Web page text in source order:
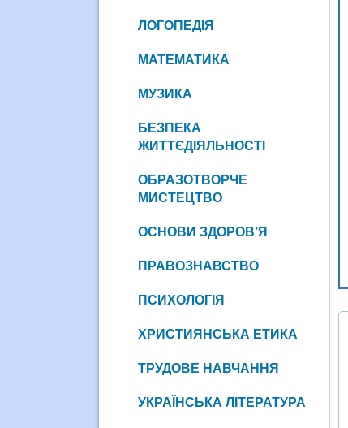
ЛОГОПЕДІЯ
МАТЕМАТИКА
МУЗИКА
БЕЗПЕКА
ЖИТТЄДІЯЛЬНОСТІ
ОБРАЗОТВОРЧЕ
МИСТЕЦТВО
ОСНОВИ ЗДОРОВ’Я
ПРАВОЗНАВСТВО
ПСИХОЛОГІЯ
ХРИСТИЯНСЬКА ЕТИКА
ТРУДОВЕ НАВЧАННЯ
УКРАЇНСЬКА ЛІТЕРАТУРА